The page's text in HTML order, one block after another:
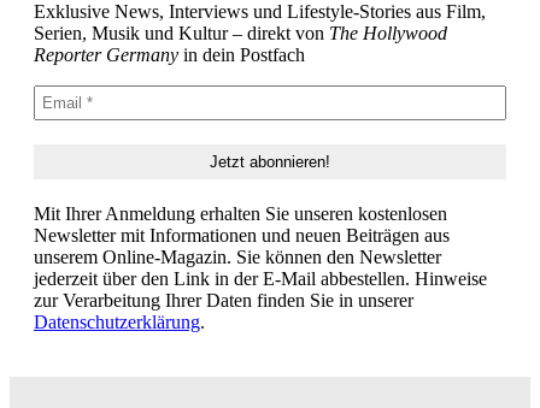
Exklusive News, Interviews und Lifestyle-Stories aus Film,
Serien, Musik und Kultur – direkt von The Hollywood
Reporter Germany in dein Postfach
Mit Ihrer Anmeldung erhalten Sie unseren kostenlosen
Newsletter mit Informationen und neuen Beiträgen aus
unserem Online-Magazin. Sie können den Newsletter
jederzeit über den Link in der E-Mail abbestellen. Hinweise
zur Verarbeitung Ihrer Daten finden Sie in unserer
Datenschutzerklärung.